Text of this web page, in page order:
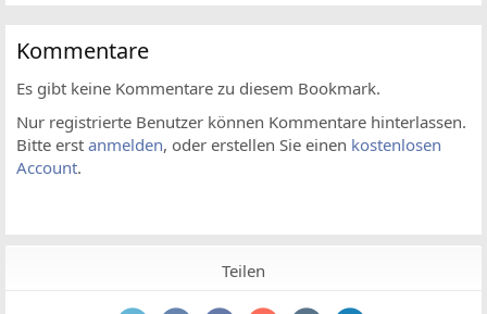
Kommentare
Es gibt keine Kommentare zu diesem Bookmark.
Nur registrierte Benutzer können Kommentare hinterlassen.
Bitte erst anmelden, oder erstellen Sie einen kostenlosen
Account.
Teilen